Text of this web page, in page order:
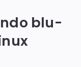
blu-